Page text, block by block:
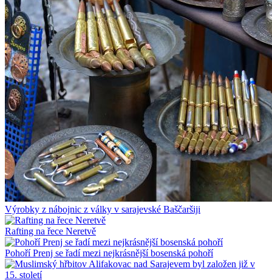
Výrobky z nábojnic z války v sarajevské Baščaršiji
Rafting na řece Neretvě
Pohoří Prenj se řadí mezi nejkrásnější bosenská pohoří